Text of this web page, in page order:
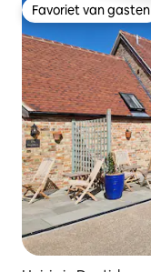
Favoriet van gasten
Favoriet van gasten